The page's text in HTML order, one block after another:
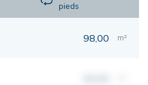
pieds
98,00 m²